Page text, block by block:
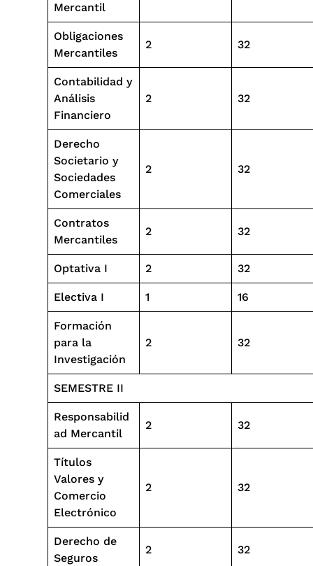
Mercantil
Obligaciones
Mercantiles
2 32
Contabilidad y
Análisis
Financiero
2 32
Derecho
Societario y
Sociedades
Comerciales
2 32
Contratos
Mercantiles
2 32
Optativa I 2 32
Electiva I 1 16
Formación
para la
Investigación
2 32
SEMESTRE II
Responsabilid
ad Mercantil
2 32
Títulos
Valores y
Comercio
Electrónico
2 32
Derecho de
Seguros
2 32